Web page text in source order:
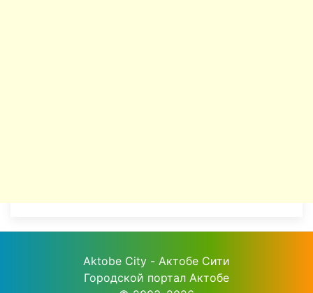
Aktobe City - Актобе Сити
Городской портал Актобе